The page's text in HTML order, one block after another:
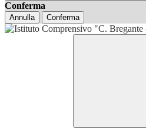
Conferma
Annulla Conferma